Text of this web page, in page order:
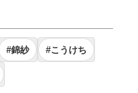
#錦紗 #こうけち